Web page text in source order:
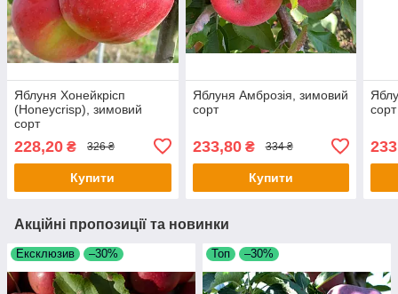
Яблуня Хонейкрісп
(Honeyсrisp), зимовий
сорт
228,20 ₴ 326 ₴
Купити
Яблуня Амброзія, зимовий
сорт
233,80₴ 334 ₴
Купити
сорт
Акційні пропозиції та новинки
Ексклюзив –30% Топ –30%